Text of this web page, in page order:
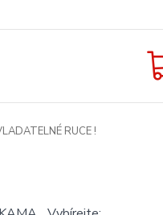
RUCE !